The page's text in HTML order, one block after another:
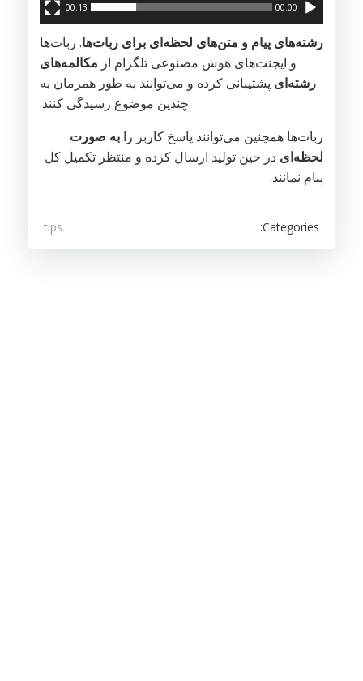
00:00
00:13
رشته‌های پیام و متن‌های لحظه‌ای برای ربات‌ها. ربات‌ها
و ایجنت‌های هوش مصنوعی تلگرام از مکالمه‌های
رشته‌ای پشتیبانی کرده و می‌توانند به طور همزمان به
چندین موضوع رسیدگی کنند.
ربات‌ها همچنین می‌توانند پاسخ کاربر را به صورت
لحظه‌ای در حین تولید ارسال کرده و منتظر تکمیل کل
پیام نمانند.
Categories:
tips